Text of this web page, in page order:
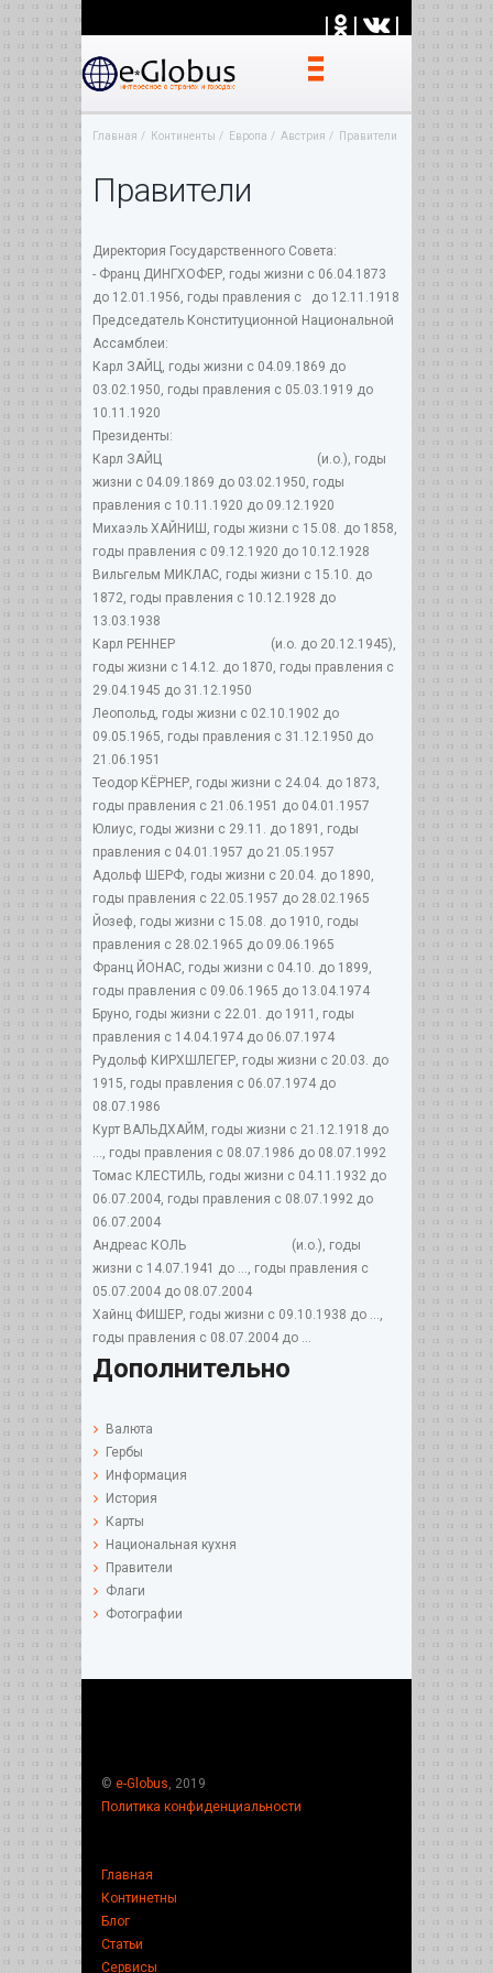
| | |
Главная Континенты Европа Австрия Правители
Правители
Директория Государственного Совета:
- Франц ДИНГХОФЕР, годы жизни с 06.04.1873
до 12.01.1956, годы правления с до 12.11.1918
Председатель Конституционной Национальной
Ассамблеи:
Карл ЗАЙЦ, годы жизни с 04.09.1869 до
03.02.1950, годы правления с 05.03.1919 до
10.11.1920
Президенты:
Карл ЗАЙЦ (и.о.), годы
жизни с 04.09.1869 до 03.02.1950, годы
правления с 10.11.1920 до 09.12.1920
Михаэль ХАЙНИШ, годы жизни с 15.08. до 1858,
годы правления с 09.12.1920 до 10.12.1928
Вильгельм МИКЛАС, годы жизни с 15.10. до
1872, годы правления с 10.12.1928 до
13.03.1938
Карл РЕННЕР (и.о. до 20.12.1945),
годы жизни с 14.12. до 1870, годы правления с
29.04.1945 до 31.12.1950
Леопольд, годы жизни с 02.10.1902 до
09.05.1965, годы правления с 31.12.1950 до
21.06.1951
Теодор КЁРНЕР, годы жизни с 24.04. до 1873,
годы правления с 21.06.1951 до 04.01.1957
Юлиус, годы жизни с 29.11. до 1891, годы
правления с 04.01.1957 до 21.05.1957
Адольф ШЕРФ, годы жизни с 20.04. до 1890,
годы правления с 22.05.1957 до 28.02.1965
Йозеф, годы жизни с 15.08. до 1910, годы
правления с 28.02.1965 до 09.06.1965
Франц ЙОНАС, годы жизни с 04.10. до 1899,
годы правления с 09.06.1965 до 13.04.1974
Бруно, годы жизни с 22.01. до 1911, годы
правления с 14.04.1974 до 06.07.1974
Рудольф КИРХШЛЕГЕР, годы жизни с 20.03. до
1915, годы правления с 06.07.1974 до
08.07.1986
Курт ВАЛЬДХАЙМ, годы жизни с 21.12.1918 до
..., годы правления с 08.07.1986 до 08.07.1992
Томас КЛЕСТИЛЬ, годы жизни с 04.11.1932 до
06.07.2004, годы правления с 08.07.1992 до
06.07.2004
Андреас КОЛЬ (и.о.), годы
жизни с 14.07.1941 до ..., годы правления с
05.07.2004 до 08.07.2004
Хайнц ФИШЕР, годы жизни с 09.10.1938 до ...,
годы правления с 08.07.2004 до ...
Дополнительно
Валюта
Гербы
Информация
История
Карты
Национальная кухня
Правители
Флаги
Фотографии
© e-Globus , 2019
Политика конфиденциальности
Главная
Континетны
Блог
Статьи
Сервисы